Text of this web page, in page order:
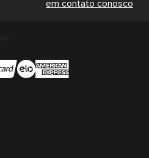
em contato conosco